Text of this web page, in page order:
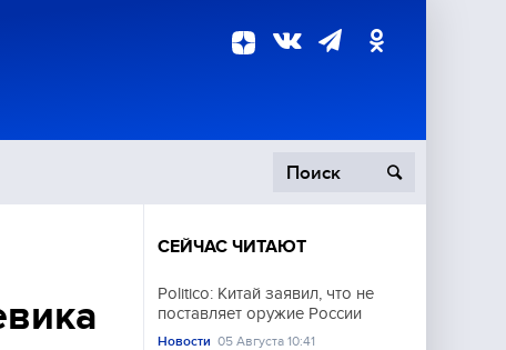
СЕЙЧАС ЧИТАЮТ
Politico: Китай заявил, что не
поставляет оружие России
Новости 05 Августа 10:41